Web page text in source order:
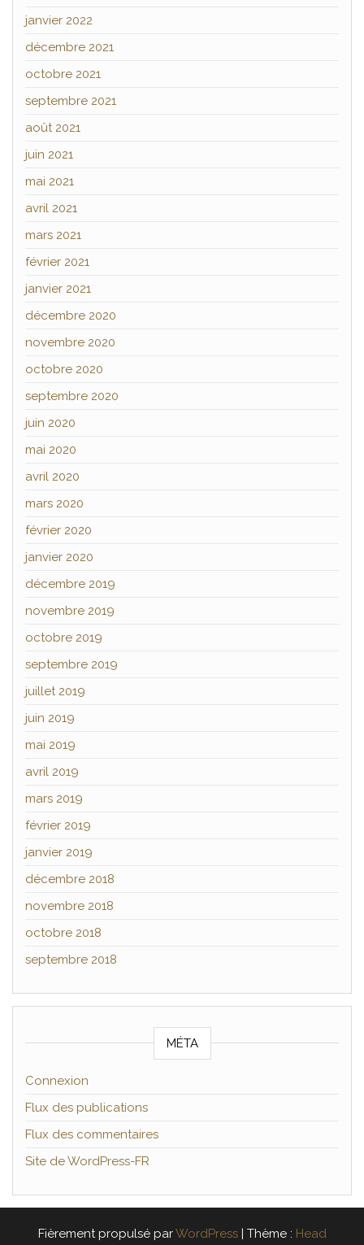
janvier 2022
décembre 2021
octobre 2021
septembre 2021
août 2021
juin 2021
mai 2021
avril 2021
mars 2021
février 2021
janvier 2021
décembre 2020
novembre 2020
octobre 2020
septembre 2020
juin 2020
mai 2020
avril 2020
mars 2020
février 2020
janvier 2020
décembre 2019
novembre 2019
octobre 2019
septembre 2019
juillet 2019
juin 2019
mai 2019
avril 2019
mars 2019
février 2019
janvier 2019
décembre 2018
novembre 2018
octobre 2018
septembre 2018
MÉTA
Connexion
Flux des publications
Flux des commentaires
Site de WordPress-FR
Fièrement propulsé parWordPress Thème : Head